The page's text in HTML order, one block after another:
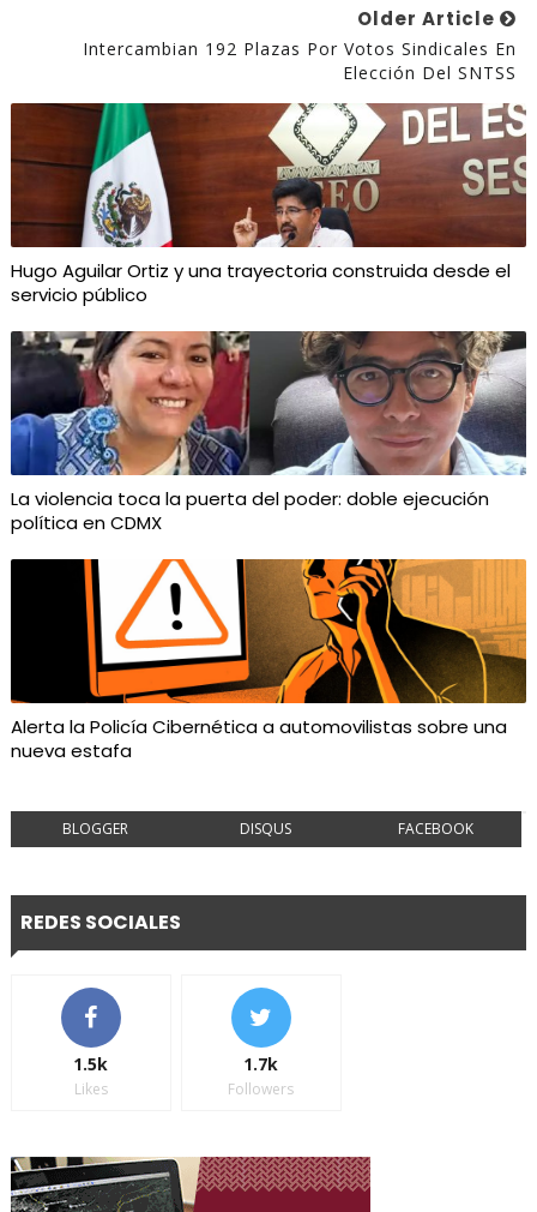
Older Article
Intercambian 192 Plazas Por Votos Sindicales En
Elección Del SNTSS
Hugo Aguilar Ortiz y una trayectoria construida desde el
servicio público
La violencia toca la puerta del poder: doble ejecución
política en CDMX
Alerta la Policía Cibernética a automovilistas sobre una
nueva estafa
BLOGGER DISQUS FACEBOOK
REDES SOCIALES
1.5k
Likes
1.7k
Followers